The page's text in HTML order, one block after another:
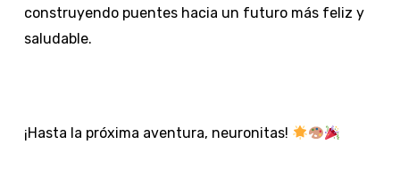
construyendo puentes hacia un futuro más feliz y
saludable.
¡Hasta la próxima aventura, neuronitas!